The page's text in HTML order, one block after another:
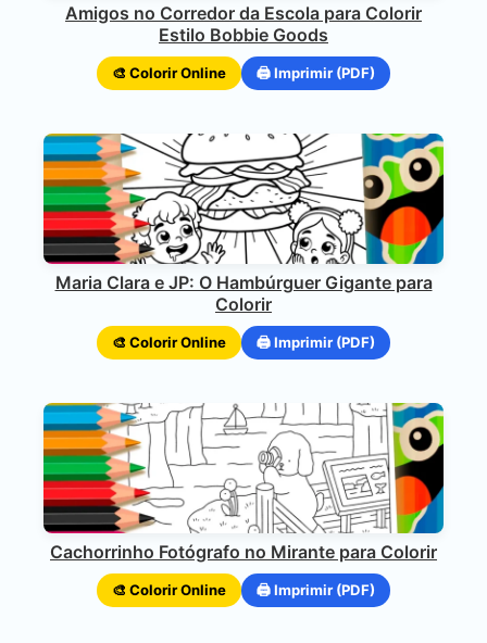
Amigos no Corredor da Escola para Colorir
Estilo Bobbie Goods
🎨 Colorir Online 🖨️ Imprimir (PDF)
Maria Clara e JP: O Hambúrguer Gigante para
Colorir
🎨 Colorir Online 🖨️ Imprimir (PDF)
Cachorrinho Fotógrafo no Mirante para Colorir
🎨 Colorir Online 🖨️ Imprimir (PDF)